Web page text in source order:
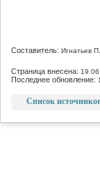
Составитель: Игнатьев
Страница внесена:
Последнее обновление:
Список